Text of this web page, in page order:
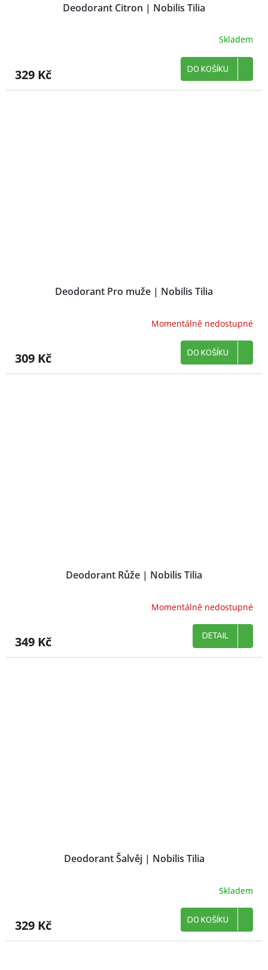
Deodorant Citron | Nobilis Tilia
Skladem
329 Kč DO KOŠÍKU
Deodorant Pro muže | Nobilis Tilia
Momentálně nedostupné
309 Kč DO KOŠÍKU
Deodorant Růže | Nobilis Tilia
Momentálně nedostupné
349 Kč DETAIL
Deodorant Šalvěj | Nobilis Tilia
Skladem
329 Kč DO KOŠÍKU